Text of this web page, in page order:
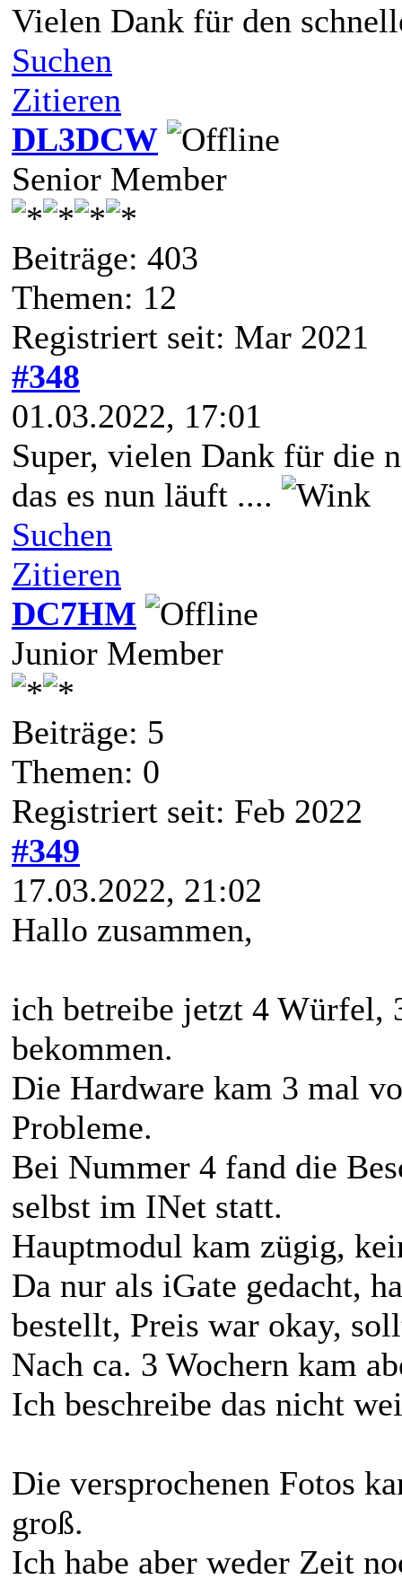
Vielen Dank für den
Suchen
Zitieren
DL3DCW
Senior Member
Beiträge: 403
Themen: 12
Registriert seit: Mar 2021
#348
01.03.2022, 17:01
Super, vielen Dank für die
das es nun läuft ....
Suchen
Zitieren
DC7HM
Junior Member
Beiträge: 5
Themen: 0
Registriert seit: Feb 2022
#349
17.03.2022, 21:02
Hallo zusammen,
ich betreibe jetzt 4 Würfel,
bekommen.
Die Hardware kam 3 mal
Probleme.
Bei Nummer 4 fand die
selbst im INet statt.
Hauptmodul kam zügig,
Da nur als iGate gedacht,
bestellt, Preis war okay,
Nach ca. 3 Wochern kam
Ich beschreibe das nicht
Die versprochenen Fotos
groß.
Ich habe aber weder Zeit